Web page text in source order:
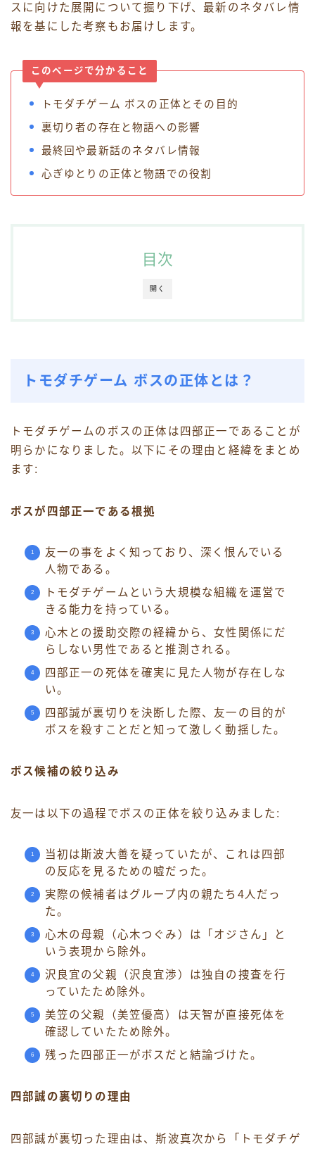
スに向けた展開について掘り下げ、最新のネタバレ情
報を基にした考察もお届けします。
このページで分かること
トモダチゲーム ボスの正体とその目的
裏切り者の存在と物語への影響
最終回や最新話のネタバレ情報
心ぎゆとりの正体と物語での役割
開く
目次
トモダチゲーム ボスの正体とは？
トモダチゲームのボスの正体は四部正一であることが
明らかになりました。以下にその理由と経緯をまとめ
ます:
ボスが四部正一である根拠
友一の事をよく知っており、深く恨んでいる
人物である。
トモダチゲームという大規模な組織を運営で
きる能力を持っている。
心木との援助交際の経緯から、女性関係にだ
らしない男性であると推測される。
四部正一の死体を確実に見た人物が存在しな
い。
四部誠が裏切りを決断した際、友一の目的が
ボスを殺すことだと知って激しく動揺した。
ボス候補の絞り込み
友一は以下の過程でボスの正体を絞り込みました:
当初は斯波大善を疑っていたが、これは四部
の反応を見るための嘘だった。
実際の候補者はグループ内の親たち4人だっ
た。
心木の母親（心木つぐみ）は「オジさん」と
いう表現から除外。
沢良宜の父親（沢良宜渉）は独自の捜査を行
っていたため除外。
美笠の父親（美笠優高）は天智が直接死体を
確認していたため除外。
残った四部正一がボスだと結論づけた。
四部誠の裏切りの理由
四部誠が裏切った理由は、斯波真次から「トモダチゲ